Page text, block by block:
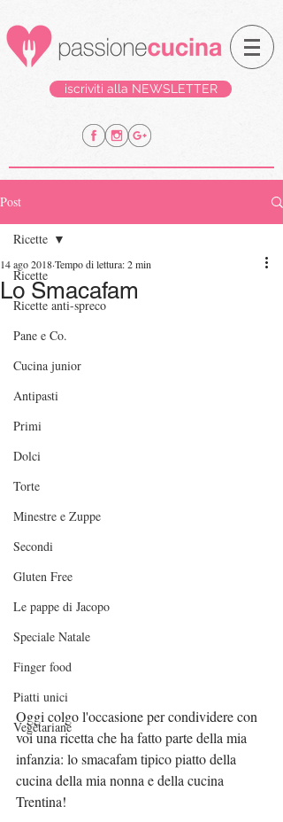
iscriviti alla NEWSLETTER
Post
Ricette
Ricette anti-spreco
Pane e Co.
Cucina junior
Antipasti
Primi
Dolci
Torte
Minestre e Zuppe
Secondi
Gluten Free
Le pappe di Jacopo
Speciale Natale
Finger food
Piatti unici
Vegetariane
Ricette
Lo Smacafam
14 ago 2018Tempo di lettura: 2 min
Oggi colgo l'occasione per condividere con
voi una ricetta che ha fatto parte della mia
infanzia: lo smacafam tipico piatto della
cucina della mia nonna e della cucina
Trentina!